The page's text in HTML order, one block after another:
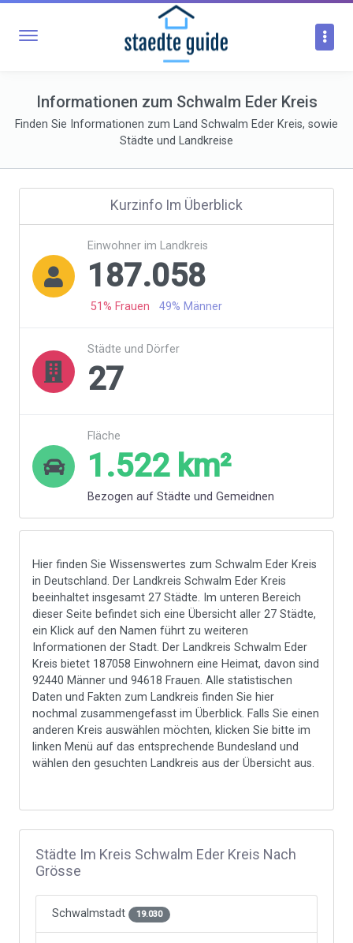
Informationen zum Schwalm Eder Kreis
Finden Sie Informationen zum Land Schwalm Eder Kreis, sowie
Städte und Landkreise
Kurzinfo Im Überblick

Einwohner im Landkreis
187.058
51% Frauen 49% Männer
Städte und Dörfer
27
Fläche
1.522km²
Bezogen auf Städte und Gemeidnen
Hier finden Sie Wissenswertes zum Schwalm Eder Kreis
in Deutschland. Der Landkreis Schwalm Eder Kreis
beeinhaltet insgesamt 27 Städte. Im unteren Bereich
dieser Seite befindet sich eine Übersicht aller 27 Städte,
ein Klick auf den Namen führt zu weiteren
Informationen der Stadt. Der Landkreis Schwalm Eder
Kreis bietet 187058 Einwohnern eine Heimat, davon sind
92440 Männer und 94618 Frauen. Alle statistischen
Daten und Fakten zum Landkreis finden Sie hier
nochmal zusammengefasst im Überblick. Falls Sie einen
anderen Kreis auswählen möchten, klicken Sie bitte im
linken Menü auf das entsprechende Bundesland und
wählen den gesuchten Landkreis aus der Übersicht aus.
Städte Im Kreis Schwalm Eder Kreis Nach
Grösse
Schwalmstadt 19.030